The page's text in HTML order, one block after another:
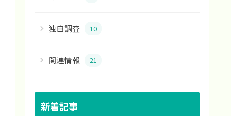
独自調査 10
関連情報 21
新着記事